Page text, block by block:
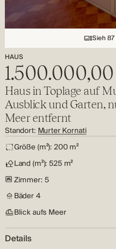
Sieh
HAUS
Haus in Toplage auf
Ausblick und Garten,
Meer entfernt
Standort: Murter Kornati
Größe (m²): 200 m²
Land (m²): 525 m²
Zimmer: 5
Bäder4
Blick aufs Meer
Details